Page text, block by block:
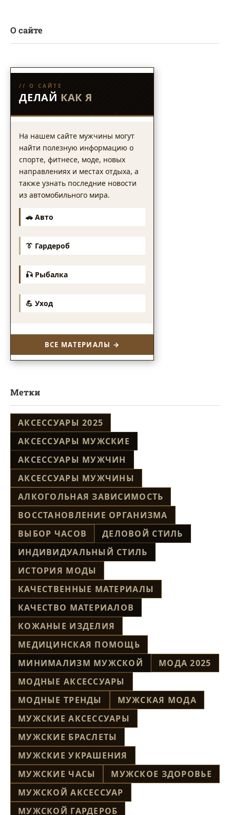
О сайте
// О САЙТЕ
ДЕЛАЙ КАК Я
На нашем сайте мужчины могут
найти полезную информацию о
спорте, фитнесе, моде, новых
направлениях и местах отдыха, а
также узнать последние новости
из автомобильного мира.
🚗 Авто
👔 Гардероб
🎣 Рыбалка
💪 Уход
ВСЕ МАТЕРИАЛЫ →
Метки
АКСЕССУАРЫ 2025
АКСЕССУАРЫ МУЖСКИЕ
АКСЕССУАРЫ МУЖЧИН
АКСЕССУАРЫ МУЖЧИНЫ
АЛКОГОЛЬНАЯ ЗАВИСИМОСТЬ
ВОССТАНОВЛЕНИЕ ОРГАНИЗМА
ВЫБОР ЧАСОВ
ДЕЛОВОЙ СТИЛЬ
ИНДИВИДУАЛЬНЫЙ СТИЛЬ
ИСТОРИЯ МОДЫ
КАЧЕСТВЕННЫЕ МАТЕРИАЛЫ
КАЧЕСТВО МАТЕРИАЛОВ
КОЖАНЫЕ ИЗДЕЛИЯ
МЕДИЦИНСКАЯ ПОМОЩЬ
МИНИМАЛИЗМ МУЖСКОЙ
МОДА 2025
МОДНЫЕ АКСЕССУАРЫ
МОДНЫЕ ТРЕНДЫ
МУЖСКАЯ МОДА
МУЖСКИЕ АКСЕССУАРЫ
МУЖСКИЕ БРАСЛЕТЫ
МУЖСКИЕ УКРАШЕНИЯ
МУЖСКИЕ ЧАСЫ
МУЖСКОЕ ЗДОРОВЬЕ
МУЖСКОЙ АКСЕССУАР
МУЖСКОЙ ГАРДЕРОБ